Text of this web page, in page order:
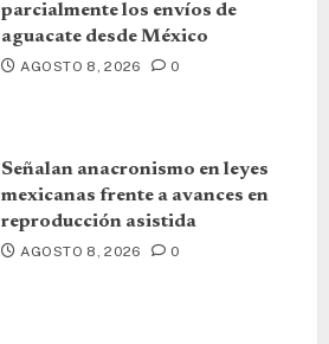
parcialmente los envíos de
aguacate desde México
AGOSTO 8, 2026 0
Señalan anacronismo en leyes
mexicanas frente a avances en
reproducción asistida
AGOSTO 8, 2026 0